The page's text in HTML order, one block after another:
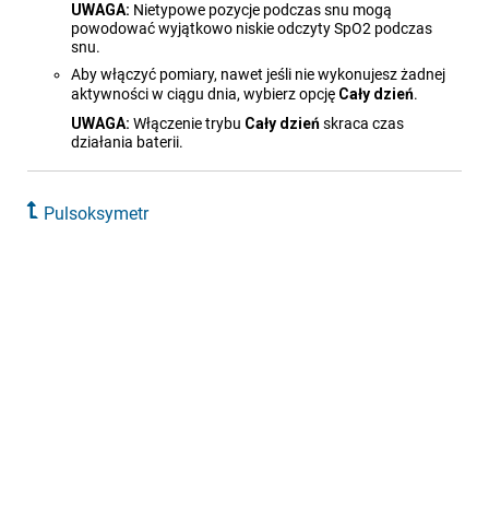
UWAGA: Nietypowe pozycje podczas snu mogą
powodować wyjątkowo niskie odczyty SpO2 podczas
snu.
Aby włączyć pomiary, nawet jeśli nie wykonujesz żadnej
aktywności w ciągu dnia, wybierz opcję Cały dzień.
UWAGA: Włączenie trybu Cały dzieńskraca czas
działania baterii.
Pulsoksymetr